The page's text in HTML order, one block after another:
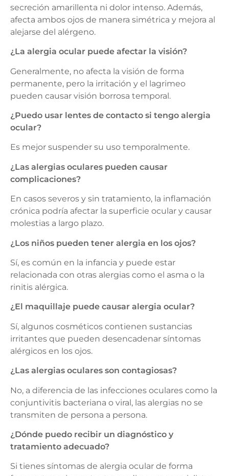
secreción amarillenta ni dolor intenso. Además,
afecta ambos ojos de manera simétrica y mejora al
alejarse del alérgeno.
¿La alergia ocular puede afectar la visión?
Generalmente, no afecta la visión de forma
permanente, pero la irritación y el lagrimeo
pueden causar visión borrosa temporal.
¿Puedo usar lentes de contacto si tengo alergia
ocular?
Es mejor suspender su uso temporalmente.
¿Las alergias oculares pueden causar
complicaciones?
En casos severos y sin tratamiento, la inflamación
crónica podría afectar la superficie ocular y causar
molestias a largo plazo.
¿Los niños pueden tener alergia en los ojos?
Sí, es común en la infancia y puede estar
relacionada con otras alergias como el asma o la
rinitis alérgica.
¿El maquillaje puede causar alergia ocular?
Sí, algunos cosméticos contienen sustancias
irritantes que pueden desencadenar síntomas
alérgicos en los ojos.
¿Las alergias oculares son contagiosas?
No, a diferencia de las infecciones oculares como la
conjuntivitis bacteriana o viral, las alergias no se
transmiten de persona a persona.
¿Dónde puedo recibir un diagnóstico y
tratamiento adecuado?
Si tienes síntomas de alergia ocular de forma